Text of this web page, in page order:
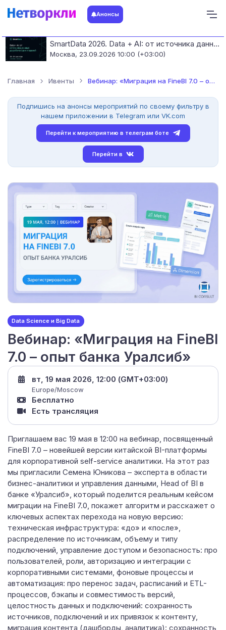
Анонсы
SmartData 2026. Data + AI: от источника данных до работающих моделей
Москва, 23.09.2026 10:00 (+03:00)
Главная Ивенты Вебинар: «Миграция на FineBI 7.0 – опыт банка Уралсиб»
Подпишись на анонсы мероприятий по своему фильтру в
нашем приложении в Telegram или VK.com
Перейти к мероприятию в телеграм боте
Перейти в
Data Science и Big Data
Вебинар: «Миграция на FineBI
7.0 – опыт банка Уралсиб»
Приглашаем вас 19 мая в 12:00 на вебинар, посвященный
FineBI 7.0 – новейшей версии китайской BI-платформы
для корпоративной self-service аналитики. На этот раз
мы пригласили Семена Юникова – эксперта в области
бизнес-аналитики и управления данными, Head of BI в
банке «Уралсиб», который поделится реальным кейсом
миграции на FineBI 7.0, покажет алгоритм и расскажет о
ключевых аспектах перехода на новую версию:
техническая инфраструктура: «до» и «после»,
распределение по источникам, объему и типу
подключений, управление доступом и безопасность: про
пользователей, роли, авторизацию и интеграции с
корпоративными системами, фоновые процессы и
автоматизация: про перенос задач, расписаний и ETL-
процессов, бэкапы и совместимость версий,
целостность данных и подключений: сохранность
источников, подключений и их привязок к контенту,
миграция контента (дашборды, аналитика): сохранность
вт, 19 мая 2026, 12:00 (GMT+03:00)
Europe/Moscow
Бесплатно
Есть трансляция